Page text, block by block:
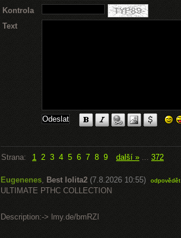
Kontrola
Text
Strana: 1 2 3 4 5 6 7 8 9 další » ... 372
Eugenenes, Best lolita2 (7.8.2026 10:55) odpovědět
ULTIMATE РТНС COLLECTION
Description:-> lmy.de/bmRZI